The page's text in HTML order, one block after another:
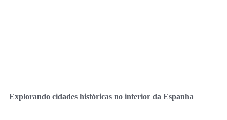
Explorando cidades históricas no interior da Espanha